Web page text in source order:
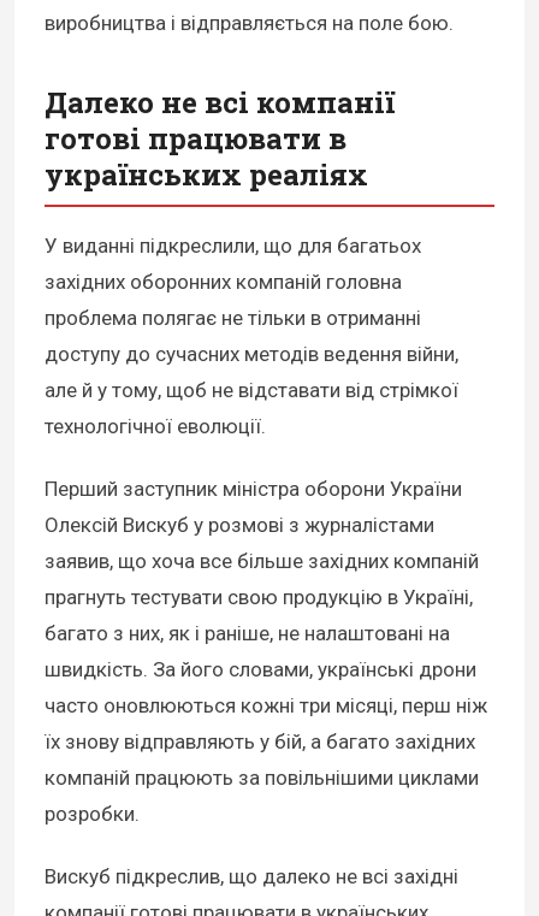
виробництва і відправляється на поле бою.
Далеко не всі компанії
готові працювати в
українських реаліях
У виданні підкреслили, що для багатьох
західних оборонних компаній головна
проблема полягає не тільки в отриманні
доступу до сучасних методів ведення війни,
але й у тому, щоб не відставати від стрімкої
технологічної еволюції.
Перший заступник міністра оборони України
Олексій Вискуб у розмові з журналістами
заявив, що хоча все більше західних компаній
прагнуть тестувати свою продукцію в Україні,
багато з них, як і раніше, не налаштовані на
швидкість. За його словами, українські дрони
часто оновлюються кожні три місяці, перш ніж
їх знову відправляють у бій, а багато західних
компаній працюють за повільнішими циклами
розробки.
Вискуб підкреслив, що далеко не всі західні